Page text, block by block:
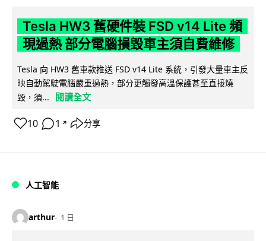
Tesla HW3 舊硬件裝 FSD v14 Lite 頻
現過熱 部分電腦損毀車主須自費維修
Tesla 向 HW3 舊車款推送 FSD v14 Lite 系統，引發大量車主反
映自動駕駛電腦嚴重過熱，部分更觸發高溫保護甚至直接燒
毀，須...
閱讀全文
10 1 ↗ 分享
人工智能
arthur 1 日